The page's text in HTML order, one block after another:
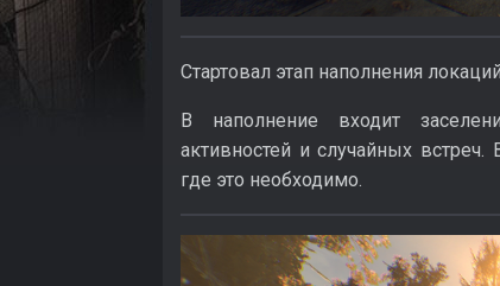
Стартовал этап наполнения
В наполнение входит
активностей и случайных
где это необходимо.